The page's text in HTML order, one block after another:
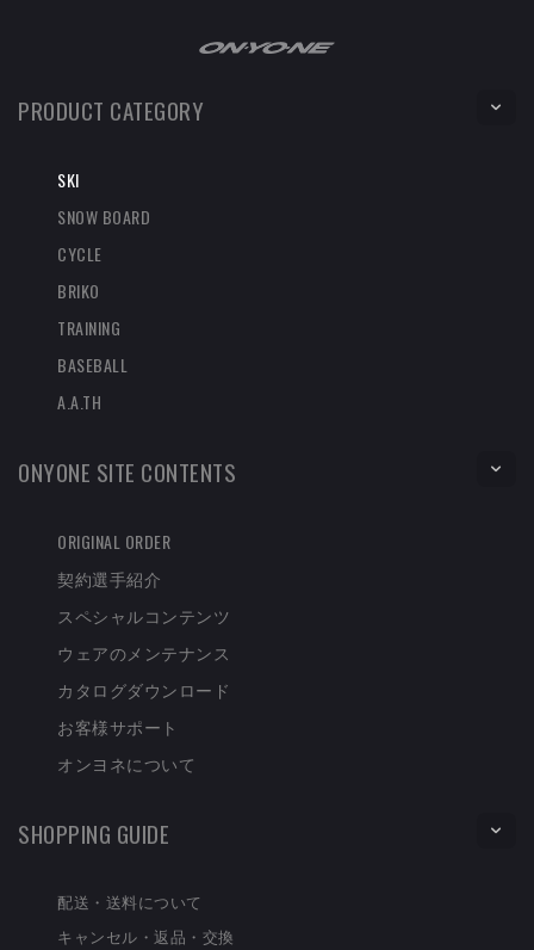
PRODUCT CATEGORY
SKI
SNOW BOARD
CYCLE
BRIKO
TRAINING
BASEBALL
A.A.TH
ONYONE SITE CONTENTS
ORIGINAL ORDER
契約選手紹介
スペシャルコンテンツ
ウェアのメンテナンス
カタログダウンロード
お客様サポート
オンヨネについて
SHOPPING GUIDE
配送・送料について
キャンセル・返品・交換